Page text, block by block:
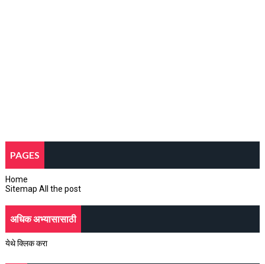
PAGES
Home
Sitemap All the post
अधिक अभ्यासासाठी
येथे क्लिक करा